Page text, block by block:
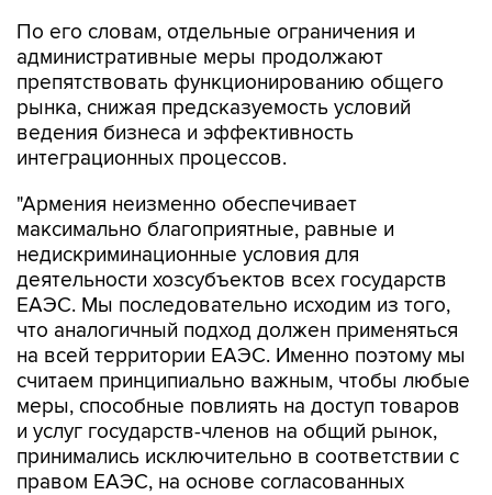
По его словам, отдельные ограничения и
административные меры продолжают
препятствовать функционированию общего
рынка, снижая предсказуемость условий
ведения бизнеса и эффективность
интеграционных процессов.
"Армения неизменно обеспечивает
максимально благоприятные, равные и
недискриминационные условия для
деятельности хозсубъектов всех государств
ЕАЭС. Мы последовательно исходим из того,
что аналогичный подход должен применяться
на всей территории ЕАЭС. Именно поэтому мы
считаем принципиально важным, чтобы любые
меры, способные повлиять на доступ товаров
и услуг государств-членов на общий рынок,
принимались исключительно в соответствии с
правом ЕАЭС, на основе согласованных